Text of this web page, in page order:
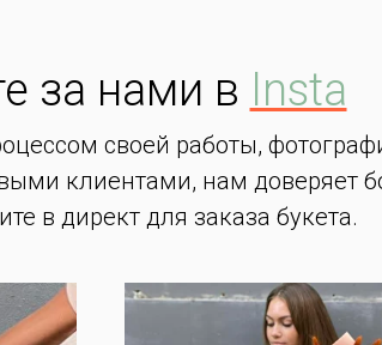
за нами в Insta
своей работы,
клиентами, нам доверяет
в директ для заказа букета.